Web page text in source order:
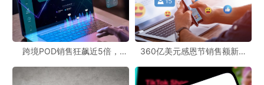
元，方便了医疗用品的携带；眼镜维修套装月销9.99万美元，解决
了眼镜维修的小烦恼。
对于POD模式的卖家来说，这些热销的健康家居产品或许能带来一
些启示。通过POD跨境官网和POD跨境社区，卖家可以了解市场动
跨境POD销售狂飙近5倍，
360亿美元感恩节销售额新纪
新风潮！